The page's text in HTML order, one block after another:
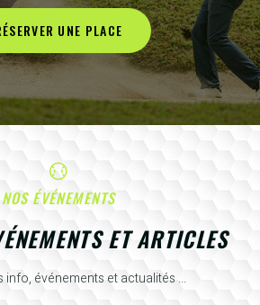
UNE PLACE
NOS ÉVÉNEMENTS
ET ARTICLES
info, événements et actualités ...